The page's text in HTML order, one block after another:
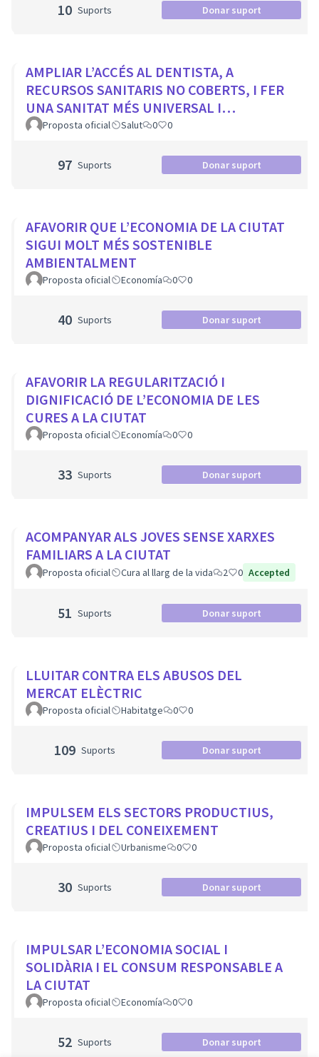
10 Suports Donar suport
AMPLIAR L’ACCÉS AL DENTISTA, A
RECURSOS SANITARIS NO COBERTS, I FER
UNA SANITAT MÉS UNIVERSAL I
EQUITATIVA
Proposta oficial Salut 0 0
97 Suports Donar suport
AFAVORIR QUE L’ECONOMIA DE LA CIUTAT
SIGUI MOLT MÉS SOSTENIBLE
AMBIENTALMENT
Proposta oficial Economía 0 0
40 Suports Donar suport
AFAVORIR LA REGULARITZACIÓ I
DIGNIFICACIÓ DE L’ECONOMIA DE LES
CURES A LA CIUTAT
Proposta oficial Economía 0 0
33 Suports Donar suport
ACOMPANYAR ALS JOVES SENSE XARXES
FAMILIARS A LA CIUTAT
Proposta oficial Cura al llarg de la vida 2 0 Accepted
51 Suports Donar suport
LLUITAR CONTRA ELS ABUSOS DEL
MERCAT ELÈCTRIC
Proposta oficial Habitatge 0 0
109 Suports Donar suport
IMPULSEM ELS SECTORS PRODUCTIUS,
CREATIUS I DEL CONEIXEMENT
Proposta oficial Urbanisme 0 0
30 Suports Donar suport
IMPULSAR L’ECONOMIA SOCIAL I
SOLIDÀRIA I EL CONSUM RESPONSABLE A
LA CIUTAT
Proposta oficial Economía 0 0
52 Suports Donar suport